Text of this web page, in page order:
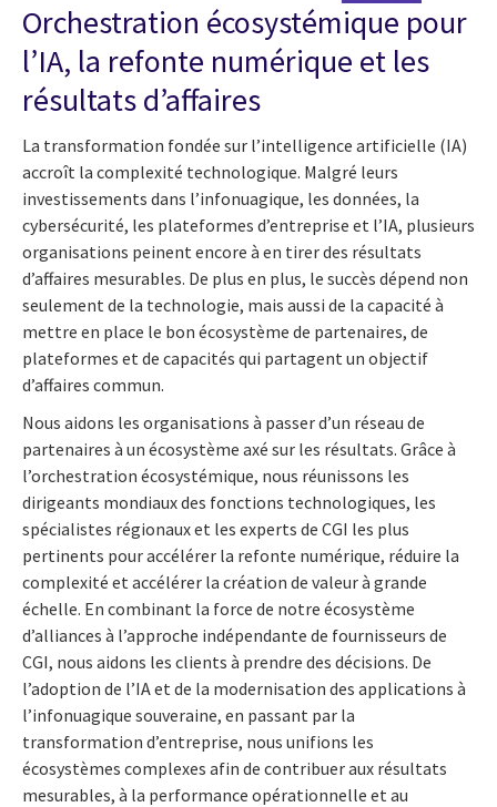
Orchestration écosystémique pour
l’IA, la refonte numérique et les
résultats d’affaires
La transformation fondée sur l’intelligence artificielle (IA)
accroît la complexité technologique. Malgré leurs
investissements dans l’infonuagique, les données, la
cybersécurité, les plateformes d’entreprise et l’IA, plusieurs
organisations peinent encore à en tirer des résultats
d’affaires mesurables. De plus en plus, le succès dépend non
seulement de la technologie, mais aussi de la capacité à
mettre en place le bon écosystème de partenaires, de
plateformes et de capacités qui partagent un objectif
d’affaires commun.
Nous aidons les organisations à passer d’un réseau de
partenaires à un écosystème axé sur les résultats. Grâce à
l’orchestration écosystémique, nous réunissons les
dirigeants mondiaux des fonctions technologiques, les
spécialistes régionaux et les experts de CGI les plus
pertinents pour accélérer la refonte numérique, réduire la
complexité et accélérer la création de valeur à grande
échelle. En combinant la force de notre écosystème
d’alliances à l’approche indépendante de fournisseurs de
CGI, nous aidons les clients à prendre des décisions. De
l’adoption de l’IA et de la modernisation des applications à
l’infonuagique souveraine, en passant par la
transformation d’entreprise, nous unifions les
écosystèmes complexes afin de contribuer aux résultats
mesurables, à la performance opérationnelle et au